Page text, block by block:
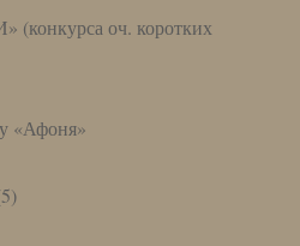
оч. коротких
«Афоня»